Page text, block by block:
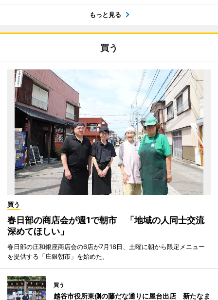
もっと見る
買う
買う
春日部の商店会が週1で朝市 「地域の人同士交流
深めてほしい」
春日部の庄和銀座商店会の6店が7月18日、土曜に朝から限定メニュー
を提供する「庄銀朝市」を始めた。
買う
越谷市役所東側の藤だな通りに屋台出店 新たなま